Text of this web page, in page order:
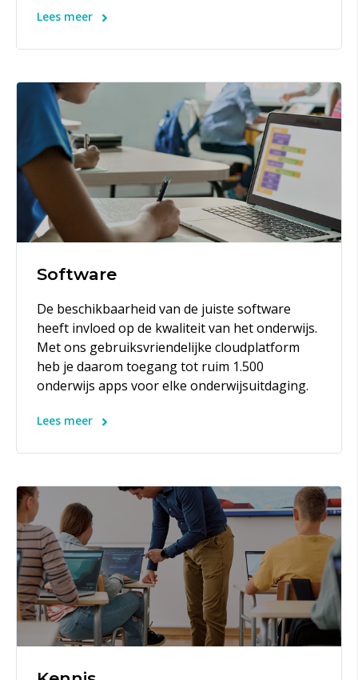
Lees meer
Software
De beschikbaarheid van de juiste software
heeft invloed op de kwaliteit van het onderwijs.
Met ons gebruiksvriendelijke cloudplatform
heb je daarom toegang tot ruim 1.500
onderwijs apps voor elke onderwijsuitdaging.
Lees meer